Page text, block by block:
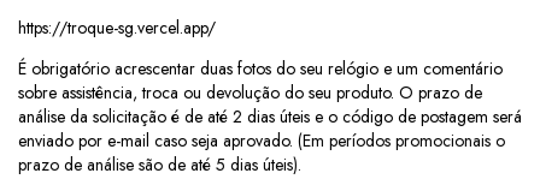
https://troque-sg.vercel.app/
É obrigatório acrescentar duas fotos do seu relógio e um comentário
sobre assistência, troca ou devolução do seu produto. O prazo de
análise da solicitação é de até 2 dias úteis e o código de postagem será
enviado por e-mail caso seja aprovado. (Em períodos promocionais o
prazo de análise são de até 5 dias úteis).